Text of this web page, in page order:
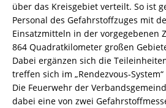
über das Kreisgebiet verteilt. So ist
Personal des Gefahrstoffzuges mit
Einsatzmitteln in der vorgegebenen
864 Quadratkilometer großen
Dabei ergänzen sich die
treffen sich im „Rendezvous-
Die Feuerwehr der
dabei eine von zwei